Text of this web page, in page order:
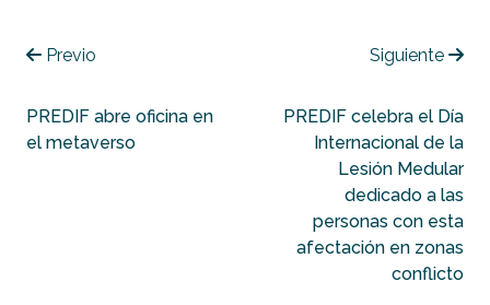
Previo
PREDIF abre oficina en
el metaverso
Siguiente
PREDIF celebra el Día
Internacional de la
Lesión Medular
dedicado a las
personas con esta
afectación en zonas
conflicto